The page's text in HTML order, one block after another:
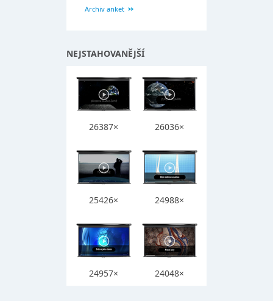
Archiv anket
NEJSTAHOVANĚJŠÍ
26387× 26036×
25426× 24988×
24957× 24048×